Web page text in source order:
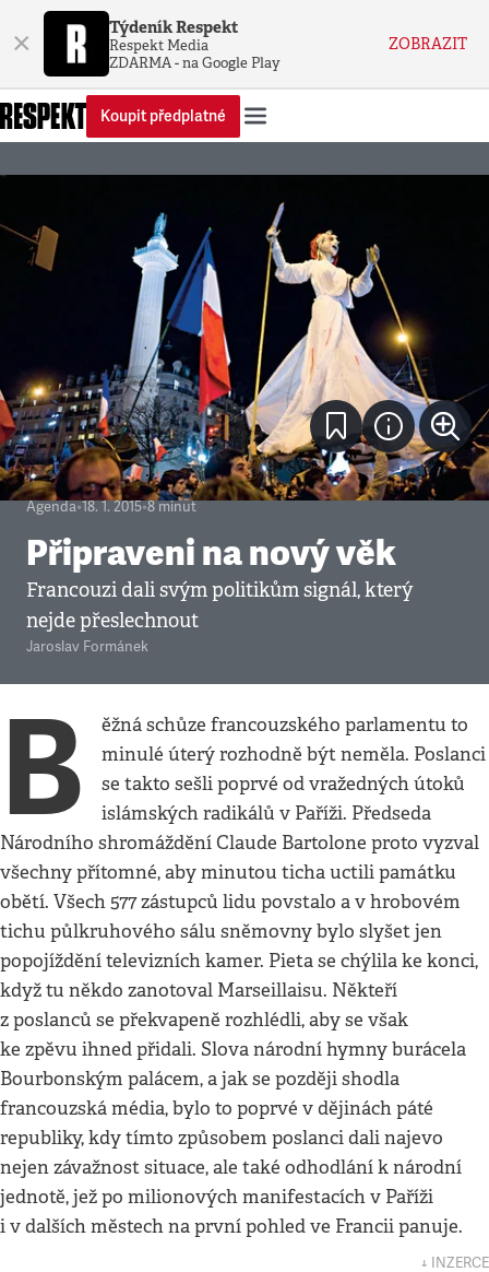
× Týdeník Respekt
Respekt Media
ZDARMA - na Google Play
ZOBRAZIT
Koupit předplatné
Agenda•18. 1. 2015•8 minut
Připraveni na nový věk
Francouzi dali svým politikům signál, který
nejde přeslechnout
Jaroslav Formánek
B
ěžná schůze francouzského parlamentu to
minulé úterý rozhodně být neměla. Poslanci
se takto sešli poprvé od vražedných útoků
islámských radikálů v Paříži. Předseda
Národního shromáždění Claude Bartolone proto vyzval
všechny přítomné, aby minutou ticha uctili památku
obětí. Všech 577 zástupců lidu povstalo a v hrobovém
tichu půlkruhového sálu sněmovny bylo slyšet jen
popojíždění televizních kamer. Pieta se chýlila ke konci,
když tu někdo zanotoval Marseillaisu. Někteří
z poslanců se překvapeně rozhlédli, aby se však
ke zpěvu ihned přidali. Slova národní hymny burácela
Bourbonským palácem, a jak se později shodla
francouzská média, bylo to poprvé v dějinách páté
republiky, kdy tímto způsobem poslanci dali najevo
nejen závažnost situace, ale také odhodlání k národní
jednotě, jež po milionových manifestacích v Paříži
i v dalších městech na první pohled ve Francii panuje.
↓ INZERCE